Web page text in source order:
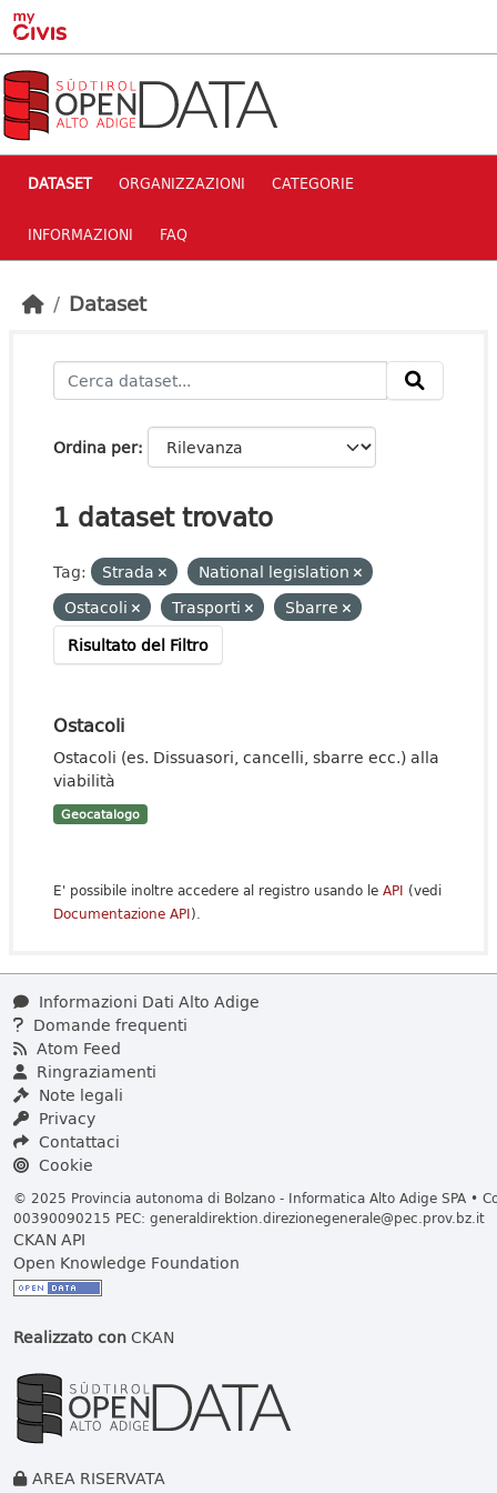
Skip to main content
DATASET ORGANIZZAZIONI CATEGORIE
INFORMAZIONI FAQ
Dataset
Ordina per
1 dataset trovato
Tag: Strada
National legislation
Ostacoli
Trasporti
Sbarre
Risultato del Filtro
Ostacoli
Ostacoli (es. Dissuasori, cancelli, sbarre ecc.) alla
viabilità
Geocatalogo
E' possibile inoltre accedere al registro usando le API (vedi
Documentazione API).
Informazioni Dati Alto Adige
Domande frequenti
Atom Feed
Ringraziamenti
Note legali
Privacy
Contattaci
Cookie
© 2025 Provincia autonoma di Bolzano - Informatica Alto Adige SPA •
00390090215 PEC: generaldirektion.direzionegenerale@pec.prov.bz.it
CKAN API
Open Knowledge Foundation
Realizzato conCKAN
AREA RISERVATA